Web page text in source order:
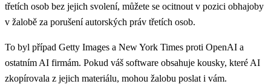
třetích osob bez jejich svolení, můžete se ocitnout v pozici obhajoby
v žalobě za porušení autorských práv třetích osob.
To byl případ Getty Images a New York Times proti OpenAI a
ostatním AI firmám. Pokud váš software obsahuje kousky, které AI
zkopírovala z jejich materiálu, mohou žalobu poslat i vám.